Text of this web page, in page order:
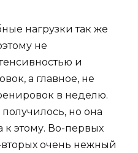
нагрузки так же
не
и
а главное, не
в неделю.
но она
к этому. Во-первых
очень нежный